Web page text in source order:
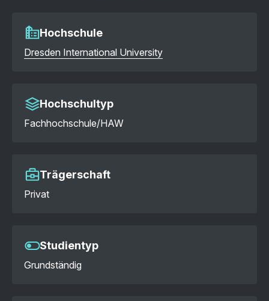
Hochschule
Dresden International University
Hochschultyp
Fachhochschule/HAW
Trägerschaft
Privat
Studientyp
Grundständig